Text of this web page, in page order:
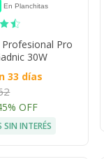
En Planchitas
Profesional Pro
30W
33 días
OFF
INTERÉS